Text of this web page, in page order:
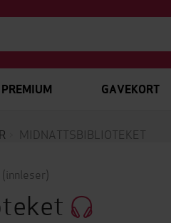
GAVEKORT
MIDNATTSBIBLIOTEKET
(innleser)